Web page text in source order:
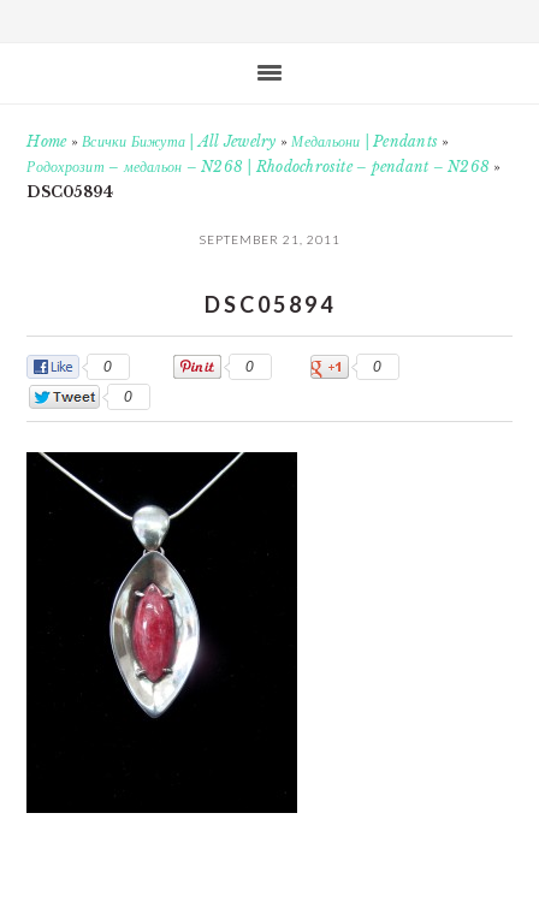
Home»Всички Бижута | All Jewelry »Медальони | Pendants »
Родохрозит – медальон – N268 | Rhodochrosite – pendant – N268 »
DSC05894
SEPTEMBER 21, 2011
DSC05894
0 0
0
0